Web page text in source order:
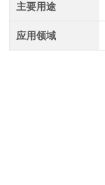
主要用途
应用领域